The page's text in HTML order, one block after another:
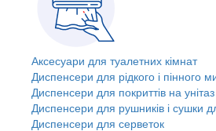
Аксесуари для туалетних кімнат
Диспенсери для рідкого і пінного
Диспенсери для покриттів на унітаз
Диспенсери для рушників і сушки
Диспенсери для серветок